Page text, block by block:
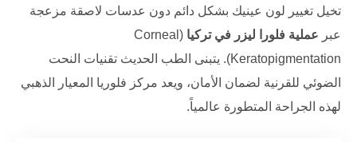
تخيل تغيير لون عينيك بشكل دائم دون عدسات لاصقة مزعجة
عبر عملية فلورا ليزر في تركيا
(Corneal
Keratopigmentation). يتبنى الطب الحديث تقنيات النحت
الضوئي للقرنية لضمان الأمان، ويعد مركز فلوريا المعيار الذهبي
لهذه الجراحة المتطورة عالمياً.